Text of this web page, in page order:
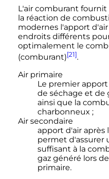
L'air comburant fournit
la réaction de
modernes l'apport
endroits différents
optimalement le
(comburant)[21].
Air primaire
Le premier apport
de séchage et de
ainsi que la
charbonneux ;
Air secondaire
apport d'air
permet d'assurer
suffisant à la
gaz généré lors
primaire.